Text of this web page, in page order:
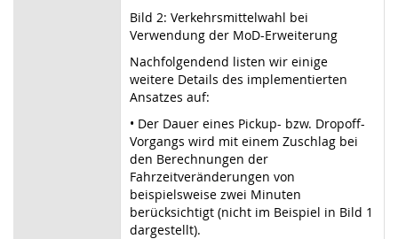
Bild 2: Verkehrsmittelwahl bei
Verwendung der MoD-Erweiterung
Nachfolgendend listen wir einige
weitere Details des implementierten
Ansatzes auf:
• Der Dauer eines Pickup- bzw. Dropoff-
Vorgangs wird mit einem Zuschlag bei
den Berechnungen der
Fahrzeitveränderungen von
beispielsweise zwei Minuten
berücksichtigt (nicht im Beispiel in Bild 1
dargestellt).